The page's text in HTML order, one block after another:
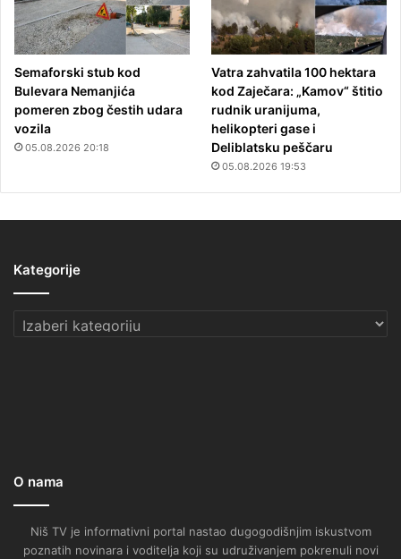
Semaforski stub kod
Bulevara Nemanjića
pomeren zbog čestih udara
vozila
05.08.2026 20:18
Vatra zahvatila 100 hektara
kod Zaječara: „Kamov“ štitio
rudnik uranijuma,
helikopteri gase i
Deliblatsku peščaru
05.08.2026 19:53
Kategorije
Kategorije
O nama
Niš TV je informativni portal nastao dugogodišnjim iskustvom
poznatih novinara i voditelja koji su udruživanjem pokrenuli novi